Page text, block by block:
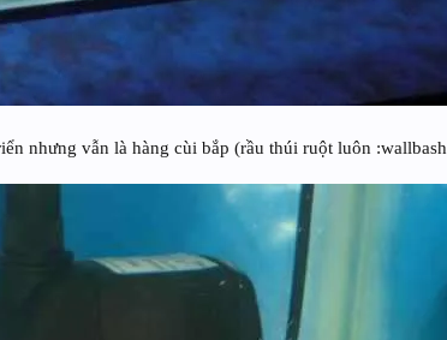
nhưng vẫn là hàng cùi bắp (rầu thúi ruột luôn :wallbash